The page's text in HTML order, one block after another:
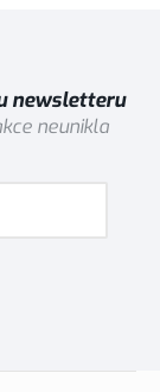
newsletteru
neunikla